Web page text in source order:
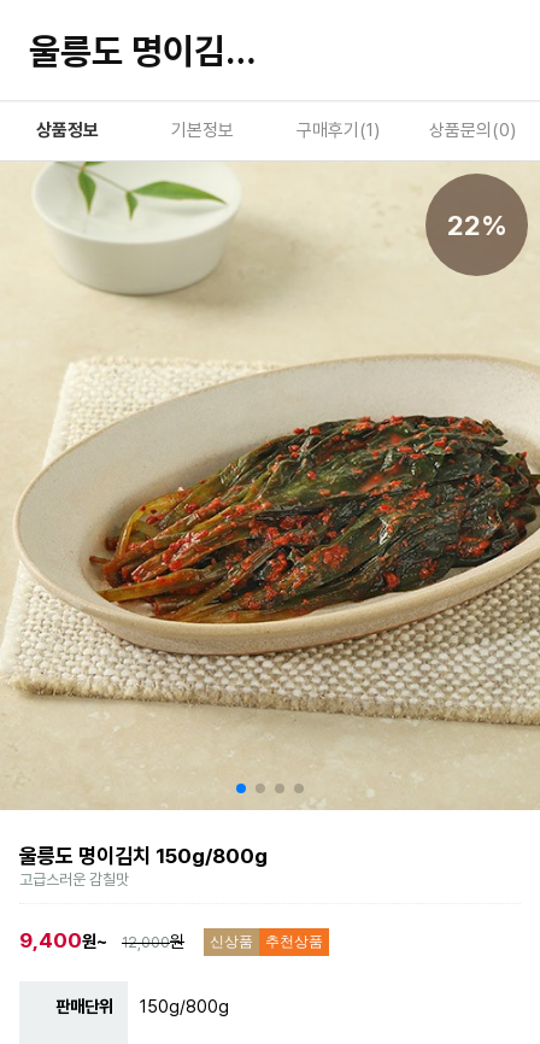
울릉도 명이김치 150g/800g
상품정보 기본정보 구매후기(1) 상품문의(0)
22%
울릉도 명이김치 150g/800g
고급스러운 감칠맛
9,400원~ 12,000원 신상품 추천상품
판매단위 150g/800g